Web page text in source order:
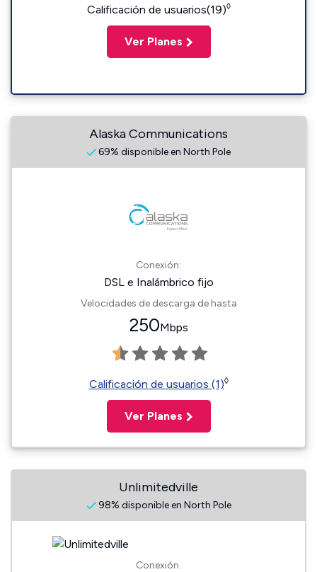
Calificación de usuarios(19)◊
Ver Planes
Alaska Communications
69% disponible en North Pole
Conexión:
DSL e Inalámbrico fijo
Velocidades de descarga de hasta
250Mbps
Calificación de usuarios (1)◊
Ver Planes
Unlimitedville
98% disponible en North Pole
Conexión: